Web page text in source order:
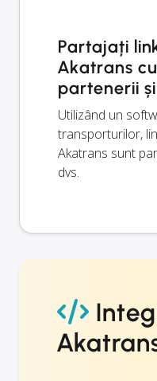
Partajați
Akatrans
partenerii
Utilizând un
transporturilor,
Akatrans sunt
dvs.